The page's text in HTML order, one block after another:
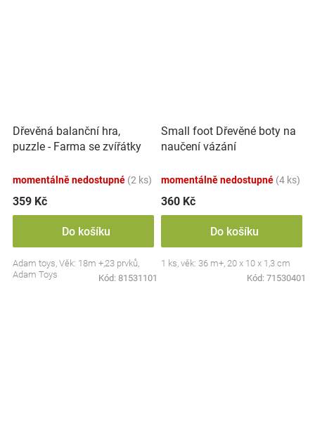
Dřevěná balanční hra,
puzzle - Farma se zvířátky
momentálně nedostupné (2 ks)
359 Kč
Do košíku
Adam toys, Věk: 18m +,23 prvků,
Adam Toys
Kód: 81531101
Small foot Dřevěné boty na
naučení vázání
momentálně nedostupné (4 ks)
360 Kč
Do košíku
1 ks, věk: 36 m+, 20 x 10 x 1,3 cm
Kód: 71530401